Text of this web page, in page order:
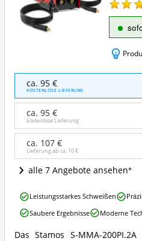
Stamos
MMA-
200PI.2A
Angebote:
Wo
dieses
Elektroden-
Schweißgerät
ca. 95 €
KOSTENLOSE LIEFERUNG
ca. 95 €
kostenlose Lieferung
ca. 107 €
Lieferung ab ca. 10 €
alle 7 Angebote ansehen
Das Stamos S-MMA-
Stamos
MMA-
Vorteile:
Leistungsstarkes Schweißen
Saubere Ergebnisse
Moderne